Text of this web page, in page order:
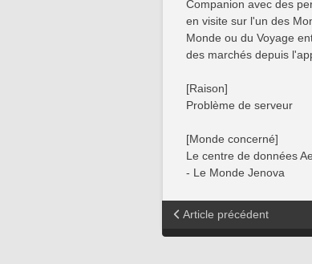
Companion avec des
en visite sur l'un des
Monde ou du Voyage
des marchés depuis
[Raison]
Problème de serveur
[Monde concerné]
Le centre de données
- Le Monde Jenova
Article précédent